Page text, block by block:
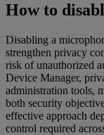
How to
Disabling a
strengthen privacy
risk of unauthorized
Device Manager,
administration tools,
both security
effective approach
control required